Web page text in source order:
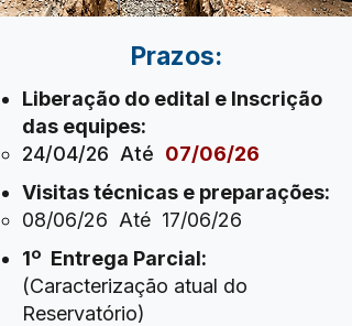
Prazos:
Liberação do edital e Inscrição
das equipes:
24/04/26​ Até 07/06/26
Visitas técnicas e preparações:
​08/06/26​ Até 17/06/26
1º Entrega Parcial:
(Caracterização atual do
Reservatório)